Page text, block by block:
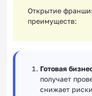
Открытие
преимуществ:
Готовая
получает
снижает